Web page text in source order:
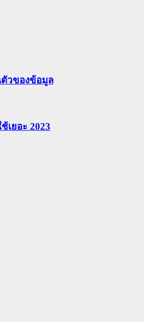
ตัวของข้อมูล
ยอะ 2023